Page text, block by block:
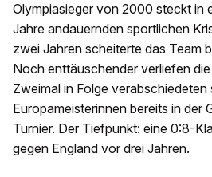
Olympiasieger von 2000 steckt in
Jahre andauernden sportlichen
zwei Jahren scheiterte das Team
Noch enttäuschender verliefen
Zweimal in Folge
Europameisterinnen bereits in der
Turnier. Der Tiefpunkt: eine 0:8-
gegen England vor drei Jahren.